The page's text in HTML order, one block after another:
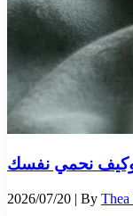
وكيف نحمي نفسك
2026/07/20 | By Thea